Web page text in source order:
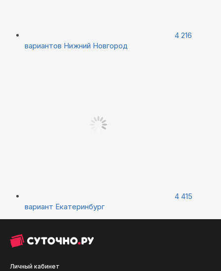
4 216
вариантов Нижний Новгород
4 415
вариант Екатеринбург
Личный кабинет